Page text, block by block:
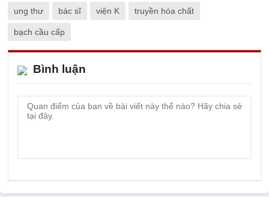
ung thư bác sĩ viện K truyền hóa chất
bạch cầu cấp
Bình luận